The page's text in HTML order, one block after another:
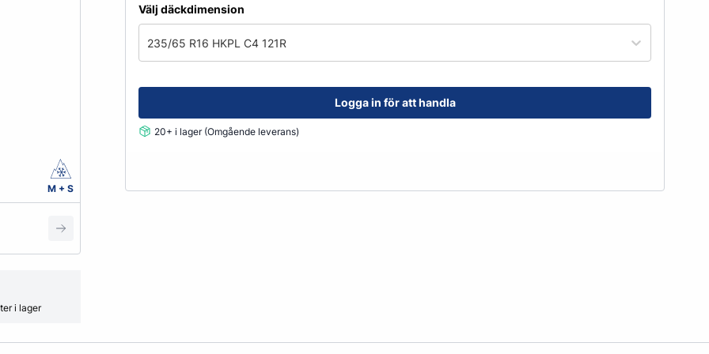
Grönyte & Smådäck
Till kundservice
Kåpor
Mutterpåsar
Vikter
M + S
i lager
Välj däckdimension
235/65 R16 HKPL C4 121R
Logga in för att handla
20+ i lager (Omgående leverans)